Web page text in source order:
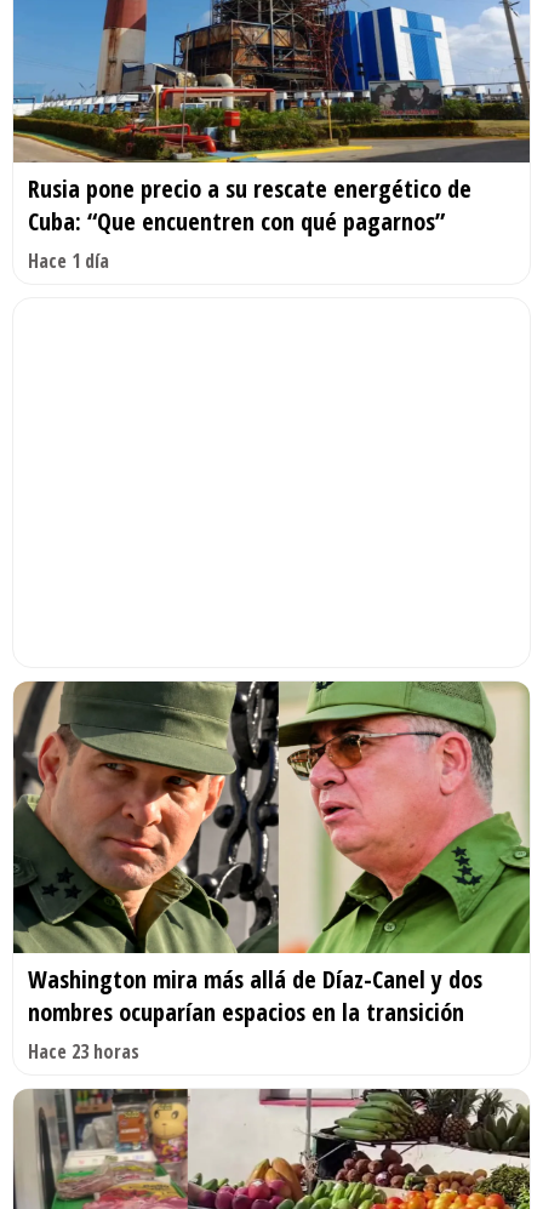
Rusia pone precio a su rescate energético de
Cuba: “Que encuentren con qué pagarnos”
Hace 1 día
Washington mira más allá de Díaz-Canel y dos
nombres ocuparían espacios en la transición
Hace 23 horas